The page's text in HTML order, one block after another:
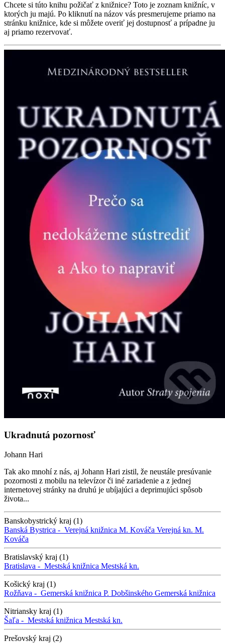
Chcete si túto knihu požičať z knižnice? Toto je zoznam knižníc, v
ktorých ju majú. Po kliknutí na názov vás presmerujeme priamo na
stránku knižnice, kde si môžete overiť jej dostupnosť a prípadne ju
aj priamo rezervovať.
Ukradnutá pozornosť
Johann Hari
Tak ako mnohí z nás, aj Johann Hari zistil, že neustále presúvanie
pozornosti z mobilu na televízor či iné zariadenie a z jednej
internetovej stránky na druhú je ubíjajúci a deprimujúci spôsob
života...
Banskobystrický kraj (1)
Banská Bystrica - Verejná knižnica M. Kováča Verejná kn. M.
Kováča
Bratislavský kraj (1)
Bratislava - Mestská knižnica Mestská kn.
Košický kraj (1)
Rožňava - Gemerská knižnica P. Dobšinského Gemerská knižnica
Nitriansky kraj (1)
Šaľa - Mestská knižnica Mestská kn.
Prešovský kraj (2)